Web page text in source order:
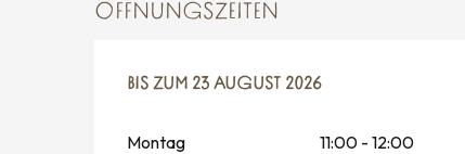
ÖFFNUNGSZEITEN
VOM13 JULI 2026BIS ZUM
BIS ZUM 23 AUGUST 2026
Montag 11:00 - 12:00